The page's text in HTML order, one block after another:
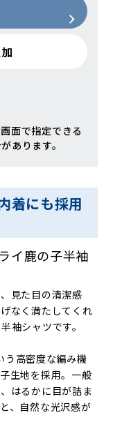
面で指定できる
あります。
着にも採用
イ鹿の子半袖
見た目の清潔感
なく満たしてくれ
袖シャツです。
う高密度な編み機
生地を採用。一般
はるかに目が詰ま
、自然な光沢感が